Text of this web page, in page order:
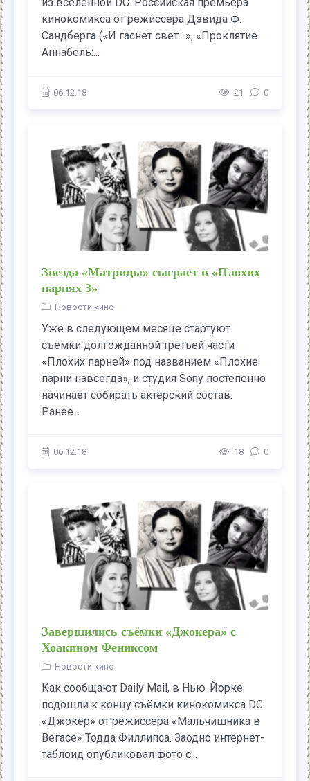
кинокомикса от режиссёра Дэвида Ф.
Сандберга («И гаснет свет…», «Проклятие
Аннабель:...
06.12.18 21 0
Звезда «Матрицы» сыграет в «Плохих
парнях 3»
Новости кино
Уже в следующем месяце стартуют
съёмки долгожданной третьей части
«Плохих парней» под названием «Плохие
парни навсегда», и студия Sony постепенно
начинает собирать актёрский состав.
Ранее...
06.12.18 18 0
Завершились съёмки «Джокера» с
Хоакином Фениксом
Новости кино
Как сообщают Daily Mail, в Нью-Йорке
подошли к концу съёмки кинокомикса DC
«Джокер» от режиссёра «Мальчишника в
Вегасе» Тодда Филлипса. Заодно интернет-
таблоид опубликовал фото с...